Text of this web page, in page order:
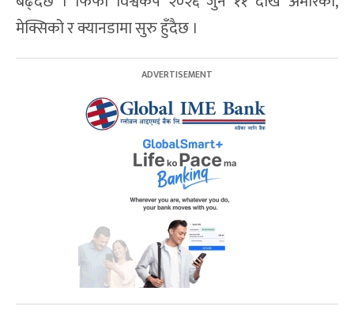
मेक्सिको र क्यानडामा सुरु हुँदैछ ।